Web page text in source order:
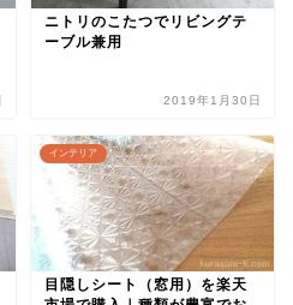
ニトリのこたつでリビングテ
ーブル兼用
2019年1月30日
インテリア
目隠しシート（窓用）を楽天